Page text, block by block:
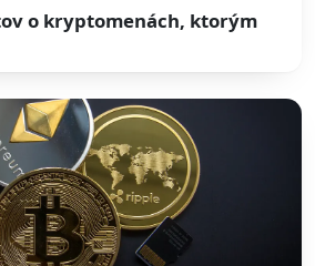
o kryptomenách, ktorým